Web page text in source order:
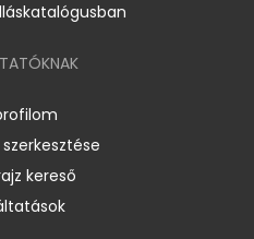
kereső